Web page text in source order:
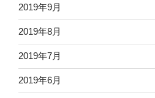
2019年9月
2019年8月
2019年7月
2019年6月